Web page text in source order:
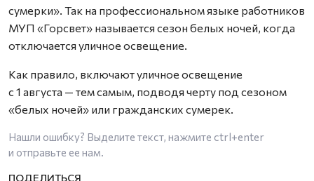
сумерки». Так на профессиональном языке работников
МУП «Горсвет» называется сезон белых ночей, когда
отключается уличное освещение.
Как правило, включают уличное освещение
с 1 августа — тем самым, подводя черту под сезоном
«белых ночей» или гражданских сумерек.
Нашли ошибку? Выделите текст, нажмите ctrl+enter
и отправьте ее нам.